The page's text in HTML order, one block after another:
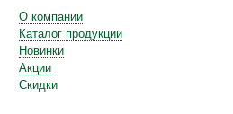
О компании
Каталог продукции
Новинки
Акции
Скидки